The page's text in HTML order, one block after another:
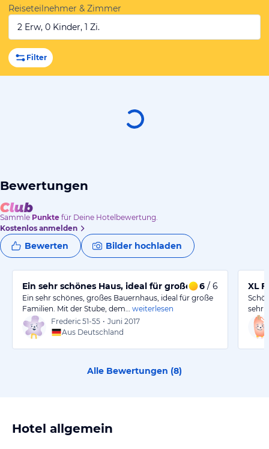
Reiseteilnehmer & Zimmer
2 Erw, 0 Kinder, 1 Zi.
Filter
Bewertungen
Sammle Punkte für Deine Hotelbewertung.
Kostenlos anmelden
Bewerten Bilder hochladen
Ein sehr schönes Haus, ideal für große Familien
6 / 6
Ein sehr schönes, großes Bauernhaus, ideal für große
Familien. Mit der Stube, dem…
weiterlesen
Frederic 51-55 • Juni 2017
Aus Deutschland
XL
sehr
Alle Bewertungen (8)
Hotel allgemein